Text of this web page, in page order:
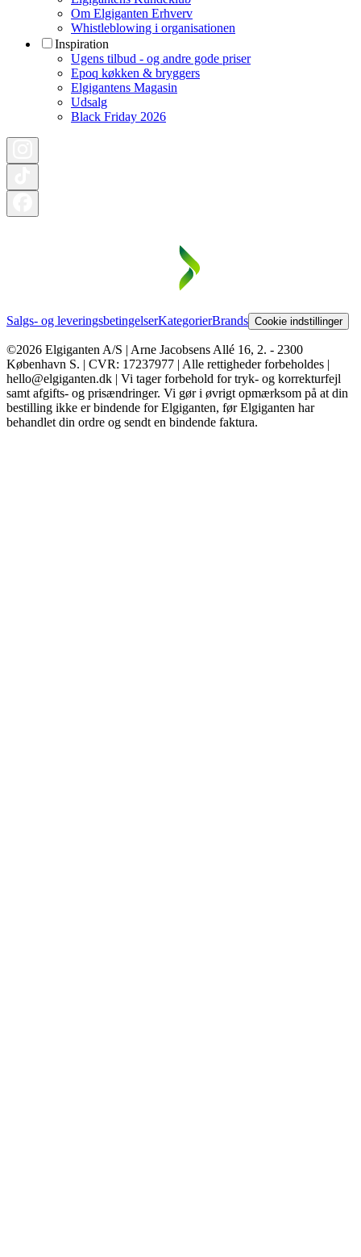
Om Elgiganten Erhverv
Whistleblowing i organisationen
Inspiration
Ugens tilbud - og andre gode priser
Epoq køkken & bryggers
Elgigantens Magasin
Udsalg
Black Friday 2026
Salgs- og leveringsbetingelserKategorierBrands Cookie indstillinger
©2026 Elgiganten A/S | Arne Jacobsens Allé 16, 2. - 2300
København S. | CVR: 17237977 | Alle rettigheder forbeholdes |
hello@elgiganten.dk | Vi tager forbehold for tryk- og korrekturfejl
samt afgifts- og prisændringer. Vi gør i øvrigt opmærksom på at din
bestilling ikke er bindende for Elgiganten, før Elgiganten har
behandlet din ordre og sendt en bindende faktura.